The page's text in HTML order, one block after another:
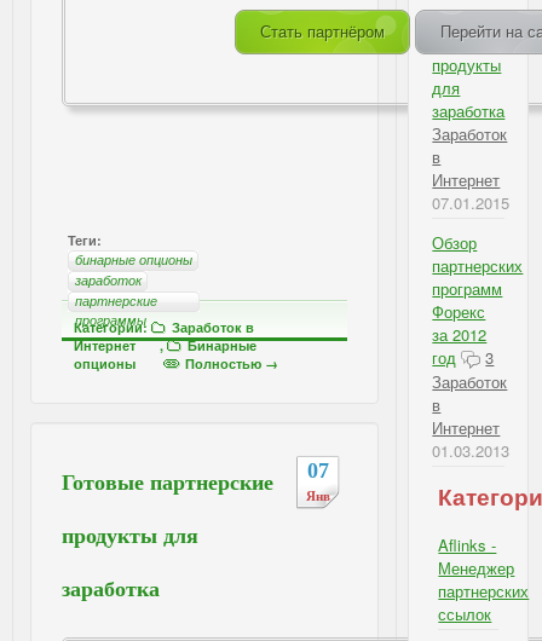
Стать партнёром Перейти на
Теги:
бинарные опционы
заработок
партнерские
программы
Категории:
Заработок в
Интернет
,
Бинарные
опционы
Полностью →
07
Янв
Готовые партнерские
продукты для
заработка
Готовые
партнерские
продукты
для
заработка
Заработок
в
Интернет
07.01.2015
Обзор
партнерских
программ
Форекс
за 2012
год
3
Заработок
в
Интернет
01.03.2013
Aflinks -
Менеджер
партнерских
ссылок